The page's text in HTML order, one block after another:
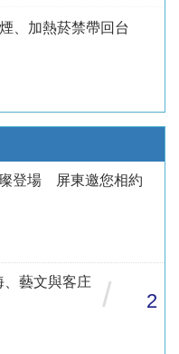
、加熱菸禁帶回台
登場 屏東邀您相約
藝文與客庄
/ 2